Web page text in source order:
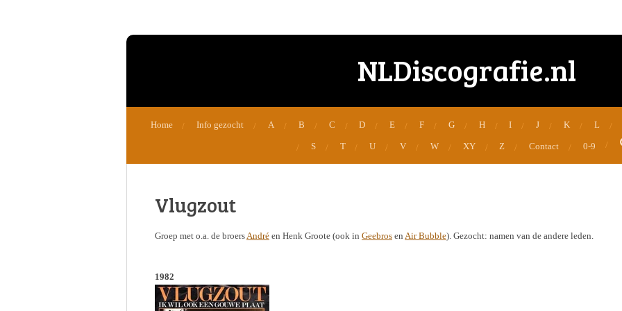
NLDiscografie.nl
Home Info gezocht A B C D E F G H I J K L
S T U V W XY Z Contact 0-9
Vlugzout
Groep met o.a. de broersAndré en Henk Groote (ook in Geebros en Air Bubble). Gezocht: namen van de andere leden.
1982